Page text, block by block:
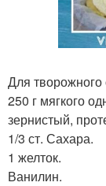
Для творожного
250 г мягкого
зернистый,
1/3 ст. Сахара.
1 желток.
Ванилин.